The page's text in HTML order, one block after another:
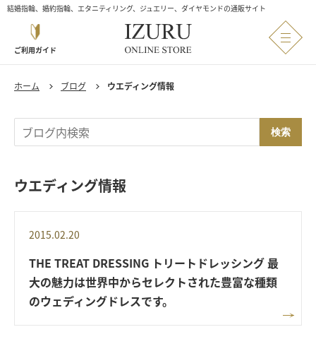
結婚指輪、婚約指輪、エタニティリング、ジュエリー、ダイヤモンドの通販サイト
ご利用ガイド
ホーム ブログ ウエディング情報
検索
ウエディング情報
2015.02.20
THE TREAT DRESSING トリートドレッシング 最
大の魅力は世界中からセレクトされた豊富な種類
のウェディングドレスです。